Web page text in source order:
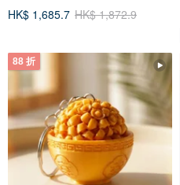
HK$ 1,685.7 HK$ 1,872.9
88 折